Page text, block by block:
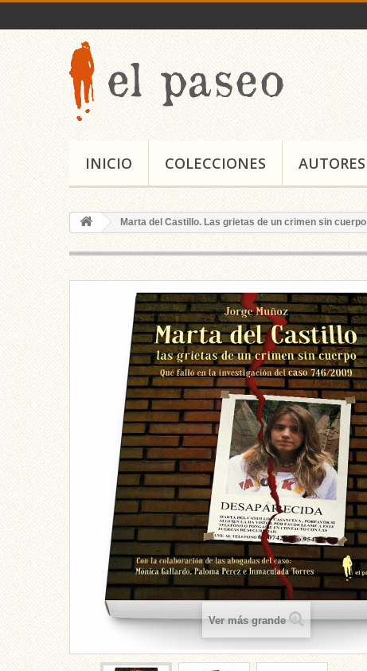
INICIO COLECCIONES AUTORES
Marta del Castillo. Las grietas de un crimen sin cuerpo
Ver más grande